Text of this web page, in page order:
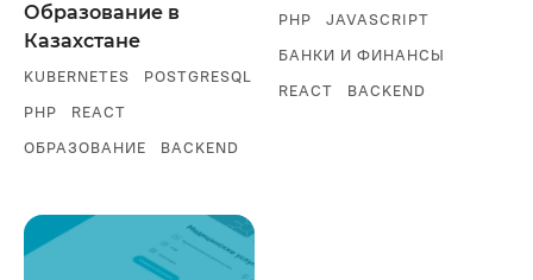
Образование в
Казахстане
KUBERNETES
POSTGRESQL
PHP
REACT
ОБРАЗОВАНИЕ
BACKEND
PHP
JAVASCRIPT
БАНКИ И ФИНАНСЫ
REACT
BACKEND